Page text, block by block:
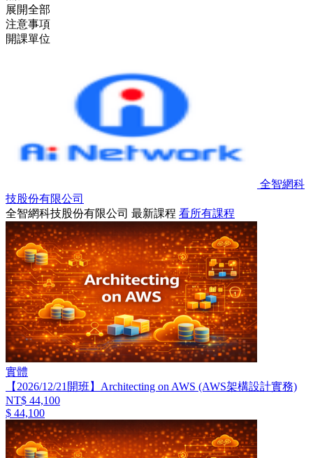
展開全部
注意事項
開課單位
全智網科
技股份有限公司
全智網科技股份有限公司 最新課程 看所有課程
實體
【2026/12/21開班】Architecting on AWS (AWS架構設計實務)
NT$ 44,100
$ 44,100